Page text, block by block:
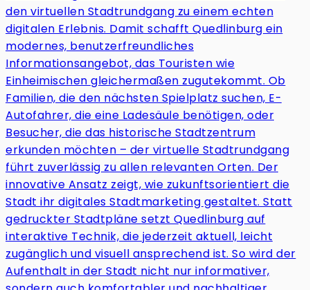
den virtuellen Stadtrundgang zu einem echten
digitalen Erlebnis. Damit schafft Quedlinburg ein
modernes, benutzerfreundliches
Informationsangebot, das Touristen wie
Einheimischen gleichermaßen zugutekommt. Ob
Familien, die den nächsten Spielplatz suchen, E-
Autofahrer, die eine Ladesäule benötigen, oder
Besucher, die das historische Stadtzentrum
erkunden möchten – der virtuelle Stadtrundgang
führt zuverlässig zu allen relevanten Orten. Der
innovative Ansatz zeigt, wie zukunftsorientiert die
Stadt ihr digitales Stadtmarketing gestaltet. Statt
gedruckter Stadtpläne setzt Quedlinburg auf
interaktive Technik, die jederzeit aktuell, leicht
zugänglich und visuell ansprechend ist. So wird der
Aufenthalt in der Stadt nicht nur informativer,